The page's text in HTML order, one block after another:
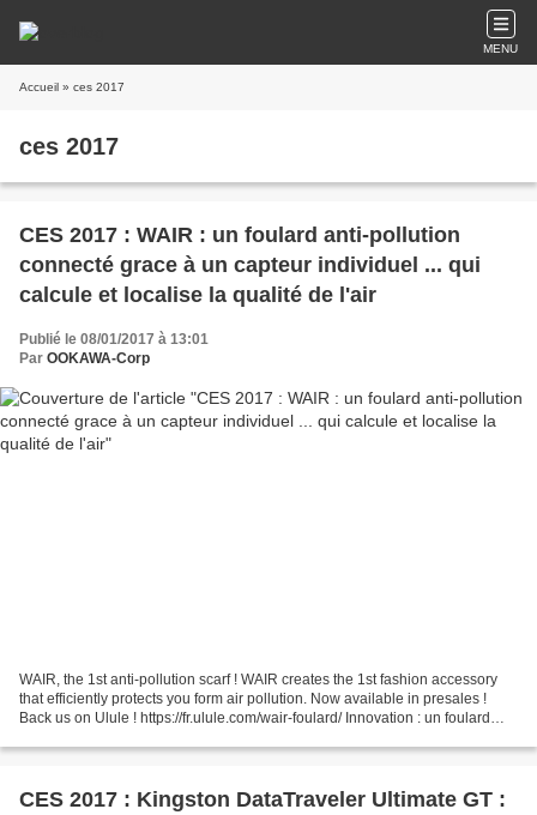
MENU
Accueil » ces 2017
ces 2017
CES 2017 : WAIR : un foulard anti-pollution
connecté grace à un capteur individuel ... qui
calcule et localise la qualité de l'air
Publié le 08/01/2017 à 13:01
Par OOKAWA-Corp
WAIR, the 1st anti-pollution scarf ! WAIR creates the 1st fashion accessory
that efficiently protects you form air pollution. Now available in presales !
Back us on Ulule ! https://fr.ulule.com/wair-foulard/ Innovation : un foulard
CES 2017 : Kingston DataTraveler Ultimate GT :